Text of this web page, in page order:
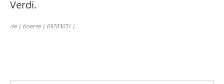
Verdi.
de | boerse | 69283651 |